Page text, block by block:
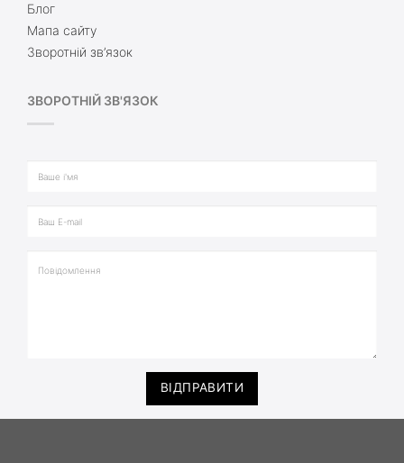
Блог
Мапа сайту
Зворотній зв’язок
ЗВОРОТНІЙ ЗВ'ЯЗОК
ВІДПРАВИТИ